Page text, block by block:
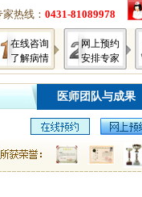
家热线： 0431-81089978
在线咨询
了解病情
网上预约
安排专家
医师团队与成果